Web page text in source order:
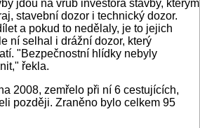
jdou na vrub investora stavby, kterým
stavební dozor i technický dozor.
a pokud to nedělaly, je to jejich
ní selhal i drážní dozor, který
"Bezpečnostní hlídky nebyly
řekla.
2008, zemřelo při ní 6 cestujících,
později. Zraněno bylo celkem 95